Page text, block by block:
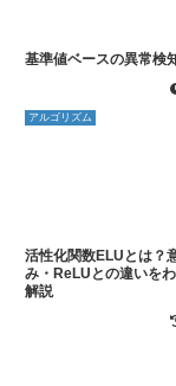
基準値ベースの異常検
アルゴリズム
活性化関数ELUとは？
み・ReLUとの違いを
解説